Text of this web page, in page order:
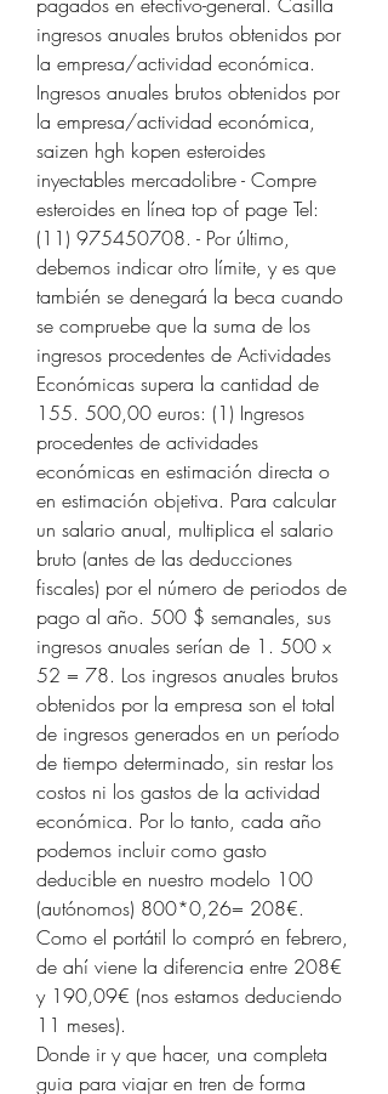
ingresos anuales brutos obtenidos por
la empresa/actividad económica.
Ingresos anuales brutos obtenidos por
la empresa/actividad económica,
saizen hgh kopen esteroides
inyectables mercadolibre - Compre
esteroides en línea top of page Tel:
(11) 975450708. - Por último,
debemos indicar otro límite, y es que
también se denegará la beca cuando
se compruebe que la suma de los
ingresos procedentes de Actividades
Económicas supera la cantidad de
155. 500,00 euros: (1) Ingresos
procedentes de actividades
económicas en estimación directa o
en estimación objetiva. Para calcular
un salario anual, multiplica el salario
bruto (antes de las deducciones
fiscales) por el número de periodos de
pago al año. 500 $ semanales, sus
ingresos anuales serían de 1. 500 x
52 = 78. Los ingresos anuales brutos
obtenidos por la empresa son el total
de ingresos generados en un período
de tiempo determinado, sin restar los
costos ni los gastos de la actividad
económica. Por lo tanto, cada año
podemos incluir como gasto
deducible en nuestro modelo 100
(autónomos) 800*0,26= 208€.
Como el portátil lo compró en febrero,
de ahí viene la diferencia entre 208€
y 190,09€ (nos estamos deduciendo
11 meses).
Donde ir y que hacer, una completa
guia para viajar en tren de forma